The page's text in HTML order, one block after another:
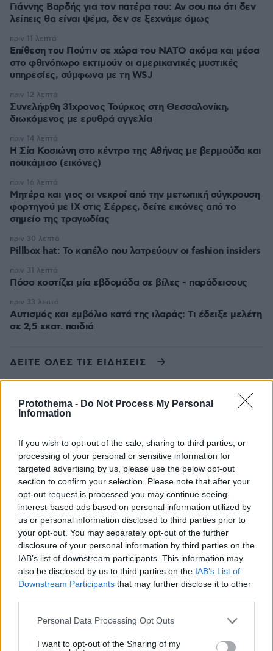
Protothema - Do Not Process My Personal
Information
If you wish to opt-out of the sale, sharing to third parties, or
processing of your personal or sensitive information for
targeted advertising by us, please use the below opt-out
section to confirm your selection. Please note that after your
opt-out request is processed you may continue seeing
interest-based ads based on personal information utilized by
us or personal information disclosed to third parties prior to
your opt-out. You may separately opt-out of the further
disclosure of your personal information by third parties on the
IAB’s list of downstream participants. This information may
also be disclosed by us to third parties on the IAB’s List of
Downstream Participants that may further disclose it to other
Please note that this website/app uses one or more Google
not limited to your visit or usage behaviour. You may click to
Personal Data Processing Opt Outs
I want to opt-out of the Sharing of my
Γιάννης Βαρδής για τον πατέρα του: Αν σου πω ότι δεν
λείπεις θα είναι ψέμα, δεν σε ξεχνάμε όμως
Επίθεση του Πούτιν σε χώρα του ΝΑΤΟ ακόμα και μέσα
στο φθινόπωρο εκτιμούν οι αμερικανικές μυστικές
υπηρεσίες, σύμφωνα με τη WSJ
πριν 11 λεπτά
Συνελήφθη 31χρονος Τούρκος στη Θεσσαλονίκη,
διωκόμενος με ερυθρά αγγελία
πριν 12 λεπτά
Η Σία Κοσιώνη στο κέντρο της Αθήνας με βερμούδα και
πουκάμισο (εικόνες)
πριν 14 λεπτά
Μητέρα και γιος οι νεκροί από την μετωπική σύγκρουση
φορτηγού με ΙΧ στις Σέρρες, δείτε εικόνες από το
σημείο της τραγωδίας
πριν 16 λεπτά
Pillbox hat: Το καπέλο που λατρεύουν οι fashion insiders
πριν 30 λεπτά
Πόσο κοστίζει μία εβδομάδα σε βίλες - παράδεισους
πριν 31 λεπτά
Αυτισμός και εμβόλιο κατά της ιλαράς: Τι έδειξε μελέτη
σε 2,5 εκατ. παιδιά
πριν 33 λεπτά
ΔΕΙΤΕ ΟΛΕΣ ΤΙΣ ΕΙΔΗΣΕΙΣ
ΤΑ ΠΙΟ ΔΗΜΟΦΙΛΗ